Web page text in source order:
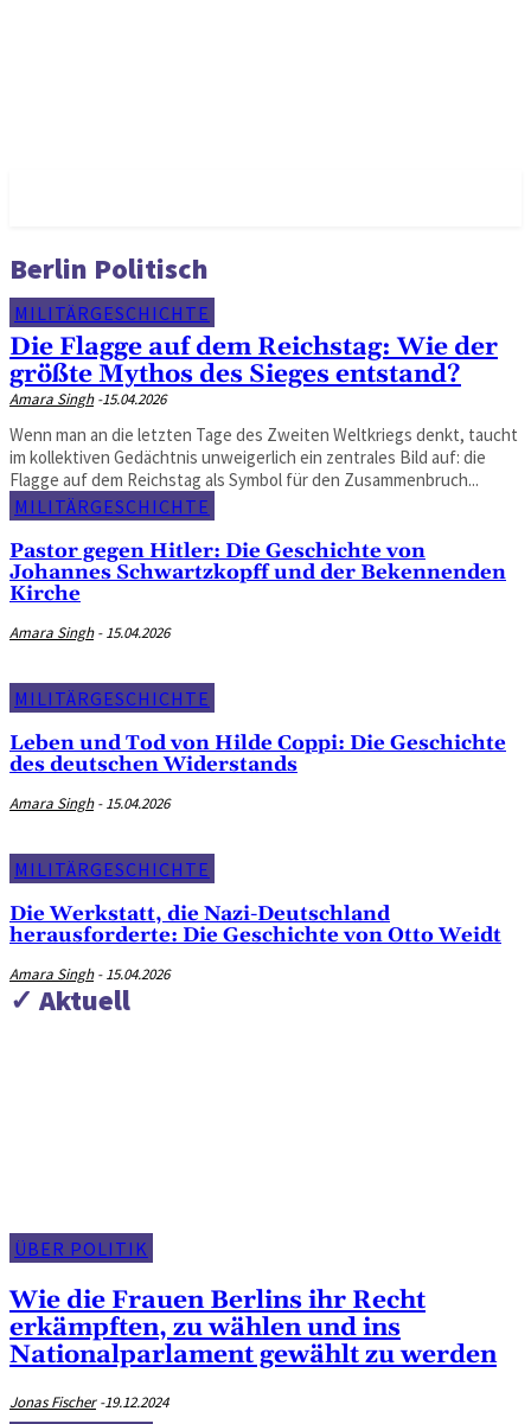
Berlin Politisch
MILITÄRGESCHICHTE
Die Flagge auf dem Reichstag: Wie der
größte Mythos des Sieges entstand?
Amara Singh -15.04.2026
Wenn man an die letzten Tage des Zweiten Weltkriegs denkt, taucht
im kollektiven Gedächtnis unweigerlich ein zentrales Bild auf: die
Flagge auf dem Reichstag als Symbol für den Zusammenbruch...
MILITÄRGESCHICHTE
Pastor gegen Hitler: Die Geschichte von
Johannes Schwartzkopff und der Bekennenden
Kirche
Amara Singh - 15.04.2026
MILITÄRGESCHICHTE
Leben und Tod von Hilde Coppi: Die Geschichte
des deutschen Widerstands
Amara Singh - 15.04.2026
MILITÄRGESCHICHTE
Die Werkstatt, die Nazi-Deutschland
herausforderte: Die Geschichte von Otto Weidt
Amara Singh - 15.04.2026
✓ Aktuell
ÜBER POLITIK
Wie die Frauen Berlins ihr Recht
erkämpften, zu wählen und ins
Nationalparlament gewählt zu werden
Jonas Fischer -19.12.2024